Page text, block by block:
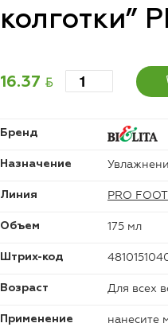
колготки”
16.37 BYN
Бренд
Назначение
Линия PRO FOOT
Объем 175 мл
Штрих-код
Возраст Для всех
Применение
нанесите